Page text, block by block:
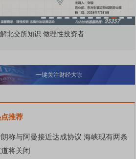
委托那么多种，究竟怎么用？
一键关注财经大咖
推荐
称与阿曼接近达成协议 海峡现有两条
将关闭